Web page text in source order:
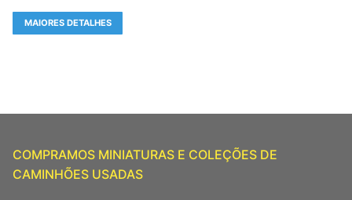
MAIORES DETALHES
COMPRAMOS MINIATURAS E COLEÇÕES DE
CAMINHÕES USADAS